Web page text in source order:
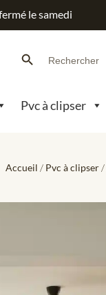
le samedi
Search
for:
Pvc à clipser
Accueil / Pvc à clipser /